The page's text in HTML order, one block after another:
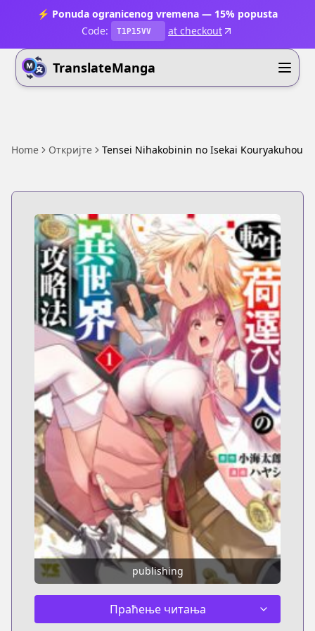
⚡ Ponuda ogranicenog vremena — 15% popusta
Code:
T1P15VV at checkout
TranslateManga
Home Откријте Tensei Nihakobinin no Isekai Kouryakuhou
publishing
Праћење читања